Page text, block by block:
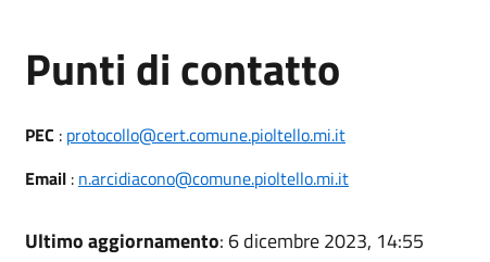
Punti di contatto
PEC : protocollo@cert.comune.pioltello.mi.it
Email: n.arcidiacono@comune.pioltello.mi.it
Ultimo aggiornamento: 6 dicembre 2023, 14:55